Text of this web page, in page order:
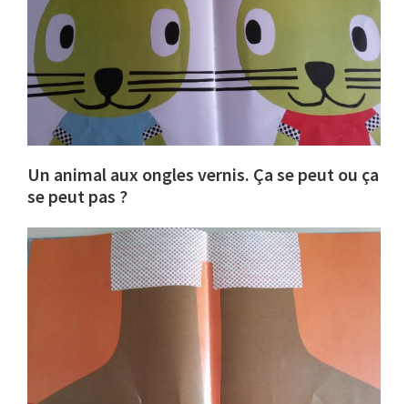
Un animal aux ongles vernis. Ça se peut ou ça
se peut pas ?